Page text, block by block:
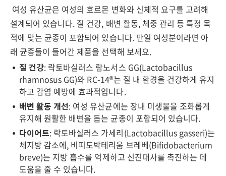
여성 유산균은 여성의 호르몬 변화와 신체적 요구를 고려해
설계되어 있습니다. 질 건강, 배변 활동, 체중 관리 등 특정 목
적에 맞는 균종이 포함되어 있습니다. 만일 여성분이라면 아
래 균종들이 들어간 제품을 선택해 보세요.
질 건강: 락토바실러스 람노서스 GG(Lactobacillus
rhamnosus GG)와 RC-14®는 질 내 환경을 건강하게 유지
하고 감염 예방에 효과적입니다.
배변 활동 개선: 여성 유산균에는 장내 미생물을 조화롭게
유지해 원활한 배변을 돕는 균종이 포함되어 있습니다.
다이어트: 락토바실러스 가세리(Lactobacillus gasseri)는
체지방 감소에, 비피도박테리움 브레베(Bifidobacterium
breve)는 지방 흡수를 억제하고 신진대사를 촉진하는 데
도움을 줄 수 있습니다.